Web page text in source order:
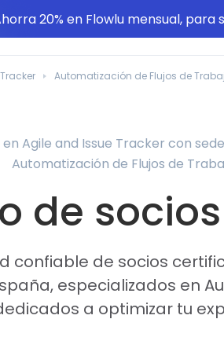
20% en Flowlu mensual, para
Automatización de Flujos de
Agile and Issue Tracker con
Automatización de Flujos de
de
confiable de socios
especializados en
a optimizar tu